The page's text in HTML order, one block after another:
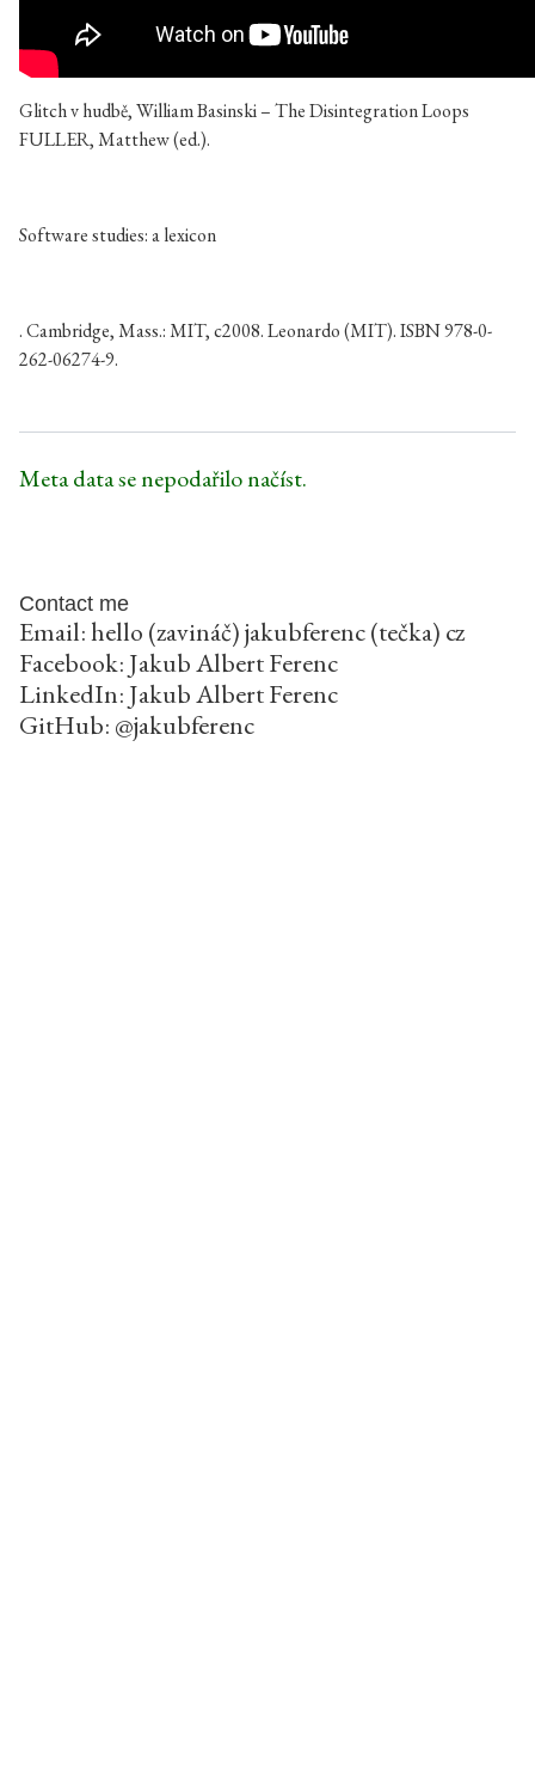
Glitch v hudbě, William Basinski – The Disintegration Loops
FULLER, Matthew (ed.).
Software studies: a lexicon
. Cambridge, Mass.: MIT, c2008. Leonardo (MIT). ISBN 978-0-
262-06274-9.
Meta data se nepodařilo načíst.
Contact me
Email: hello (zavináč) jakubferenc (tečka) cz
Facebook: Jakub Albert Ferenc
LinkedIn: Jakub Albert Ferenc
GitHub: @jakubferenc